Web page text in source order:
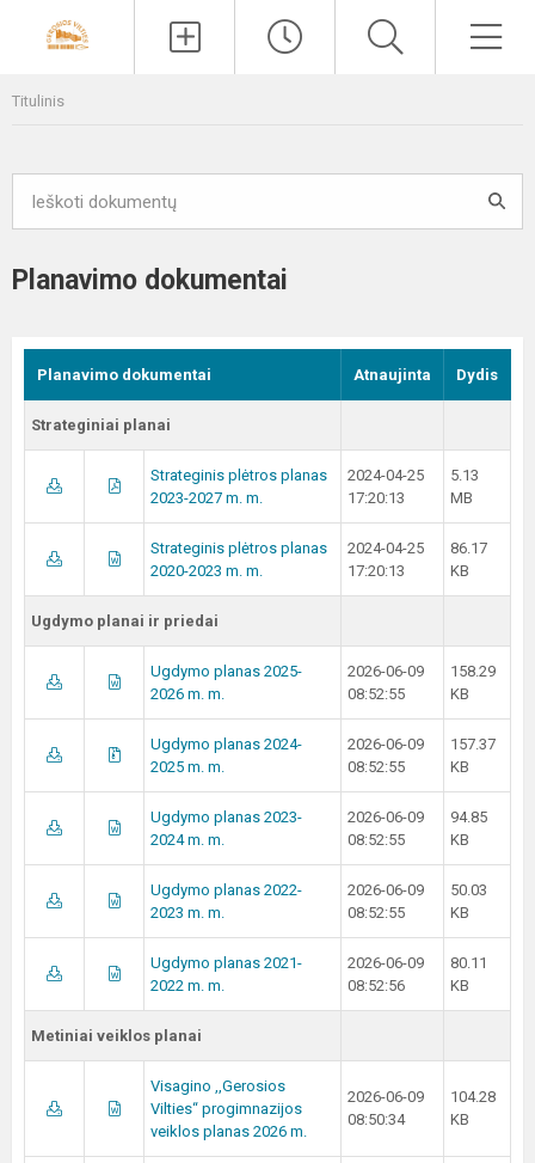
Titulinis
Planavimo dokumentai
Planavimo dokumentai Atnaujinta Dydis
Strateginiai planai
Strateginis plėtros planas
2023-2027 m. m.
2024-04-25
17:20:13
5.13
MB
Strateginis plėtros planas
2020-2023 m. m.
2024-04-25
17:20:13
86.17
KB
Ugdymo planai ir priedai
Ugdymo planas 2025-
2026 m. m.
2026-06-09
08:52:55
158.29
KB
Ugdymo planas 2024-
2025 m. m.
2026-06-09
08:52:55
157.37
KB
Ugdymo planas 2023-
2024 m. m.
2026-06-09
08:52:55
94.85
KB
Ugdymo planas 2022-
2023 m. m.
2026-06-09
08:52:55
50.03
KB
Ugdymo planas 2021-
2022 m. m.
2026-06-09
08:52:56
80.11
KB
Metiniai veiklos planai
Visagino ,,Gerosios
Vilties‘‘ progimnazijos
veiklos planas 2026 m.
2026-06-09
08:50:34
104.28
KB